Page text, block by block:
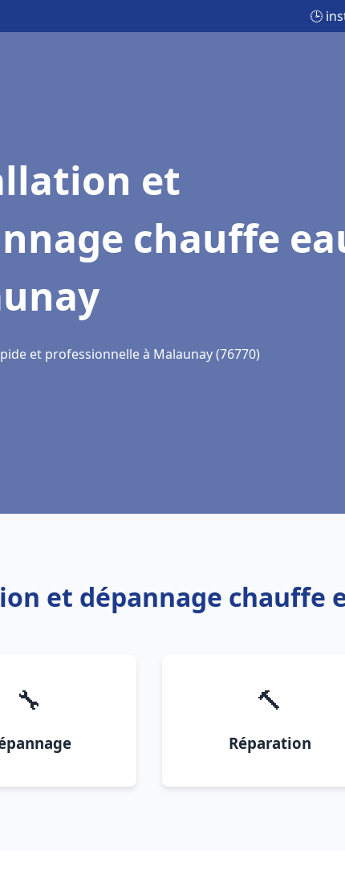
🕒
et
chauffe
et professionnelle à Malaunay (76770)
et dépannage chauffe
🔧 🔨
Réparation